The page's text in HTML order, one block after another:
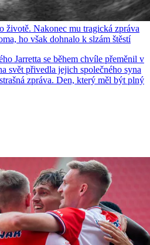
životě. Nakonec mu tragická zpráva
ho však dohnalo k slzám štěstí
Jarretta se během chvíle přeměnil v
svět přivedla jejich společného syna
zpráva. Den, který měl být plný